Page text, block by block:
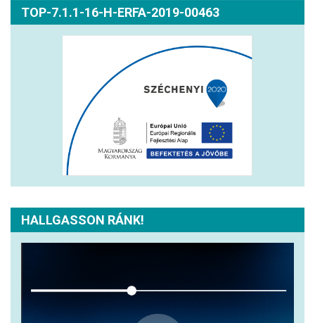
TOP-7.1.1-16-H-ERFA-2019-00463
HALLGASSON RÁNK!